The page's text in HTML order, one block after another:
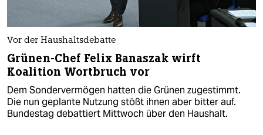
Vor der Haushaltsdebatte
Grünen-Chef Felix Banaszak wirft
Koalition Wortbruch vor
Dem Sondervermögen hatten die Grünen zugestimmt.
Die nun geplante Nutzung stößt ihnen aber bitter auf.
Bundestag debattiert Mittwoch über den Haushalt.